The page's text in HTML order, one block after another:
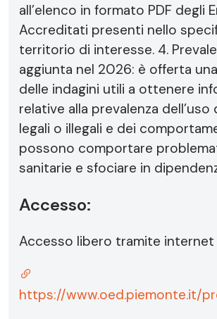
all’elenco in formato PDF degli
Accreditati presenti nello
territorio di interesse. 4.
aggiunta nel 2026: è offerta
delle indagini utili a ottenere
relative alla prevalenza
legali o illegali e dei
possono comportare
sanitarie e sfociare in
Accesso:
Accesso libero tramite internet
https://www.oed.piemonte.it/